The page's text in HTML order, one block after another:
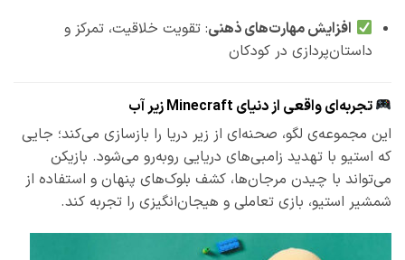
افزایش مهارت‌های ذهنی: تقویت خلاقیت، تمرکز و
داستان‌پردازی در کودکان
تجربه‌ای واقعی از دنیای Minecraft زیر آب
این مجموعه‌ی لگو، صحنه‌ای از زیر دریا را بازسازی می‌کند؛ جایی
که استیو با تهدید زامبی‌های دریایی روبه‌رو می‌شود. بازیکن
می‌تواند با چیدن مرجان‌ها، کشف بلوک‌های پنهان و استفاده از
شمشیر استیو، بازی تعاملی و هیجان‌انگیزی را تجربه کند.